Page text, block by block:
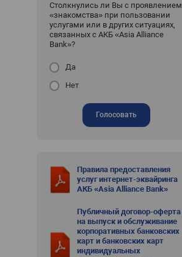
Столкнулись ли Вы с проявлением
«знакомства» при пользовании
услугами или в других ситуациях,
связанных с АКБ «Asia Alliance
Bank»?
Да
Нет
Голосовать
Правила предоставления
услуг интернет-эквайринга
АКБ «Asia Alliance Bank»
Публичный договор-оферта
на выпуск и обслуживание
корпоративных банковских
карт и банковских карт
индивидуальных